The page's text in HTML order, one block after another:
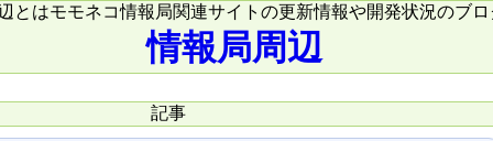
とはモモネコ情報局関連サイトの更新情報や開発状況のブロ
情報局周辺
記事